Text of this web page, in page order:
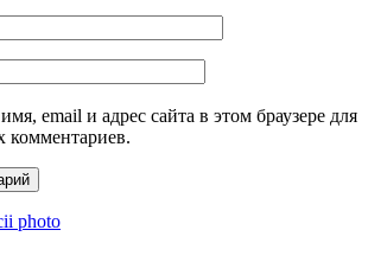
email и адрес сайта в этом браузере для
photo